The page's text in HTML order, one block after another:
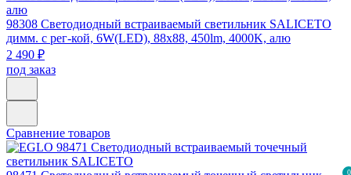
0
98308 Светодиодный встраиваемый светильник SALICETO
димм. с рег-кой, 6W(LED), 88х88, 450lm, 4000K, алю
2 490 ₽
под заказ
Сравнение товаров